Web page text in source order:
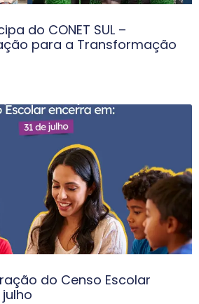
do CONET SUL –
para a Transformação
do Censo Escolar